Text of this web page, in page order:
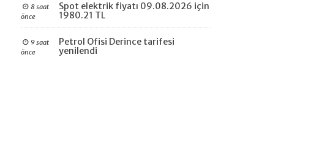
8 saat
önce
Spot elektrik fiyatı 09.08.2026 için
1980.21 TL
9 saat
önce
Petrol Ofisi Derince tarifesi
yenilendi